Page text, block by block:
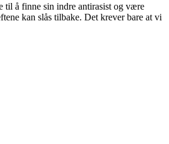
til å finne sin indre antirasist og være
kan slås tilbake. Det krever bare at vi